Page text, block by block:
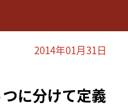
2014年01月31日
つに分けて定義